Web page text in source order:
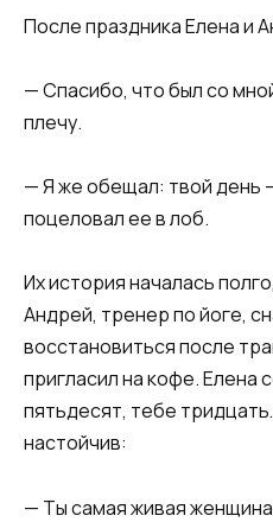
​После праздника Елена и
​— Спасибо, что был со
плечу.​
​— Я же обещал: твой день
поцеловал ее в лоб.​
​Их история началась
Андрей, тренер по йоге,
восстановиться после
пригласил на кофе. Елена
пятьдесят, тебе
настойчив:​
​— Ты самая живая